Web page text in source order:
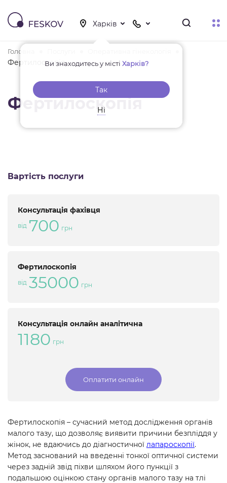
Ви знаходитесь у місті Харків?
Так
Ні
Головна
Фертилоскопія
Фертилоскопія
Вартість послуги
Консультація фахівця
від 700 грн
Фертилоскопія
від 35000 грн
Консультація онлайн аналітична
1180 грн
Оплатити онлайн
Фертилоскопія – сучасний метод дослідження органів
малого тазу, що дозволяє виявити причини безпліддя у
жінок, не вдаючись до діагностичної лапароскопії.
Метод заснований на введенні тонкої оптичної системи
через задній звід піхви шляхом його пункції з
подальшою оцінкою стану органів малого тазу на тлі